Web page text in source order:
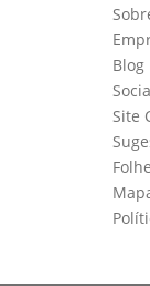
Blog
Site